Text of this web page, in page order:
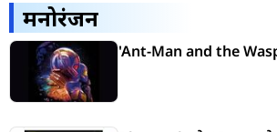
मनोरंजन
'Ant-Man and the